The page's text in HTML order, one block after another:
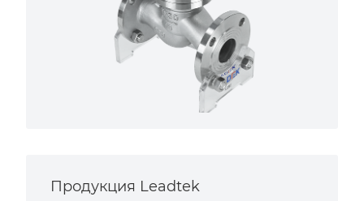
Продукция Leadtek